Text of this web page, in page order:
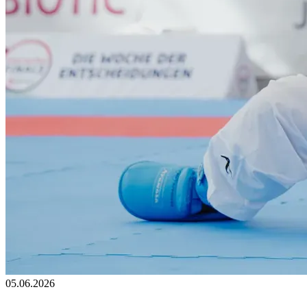
05.06.2026